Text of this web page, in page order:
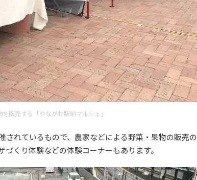
を販売する「やながわ駅前マルシェ」
されているもので、農家などによる野菜・果物の販売の
くり体験などの体験コーナーもあります。